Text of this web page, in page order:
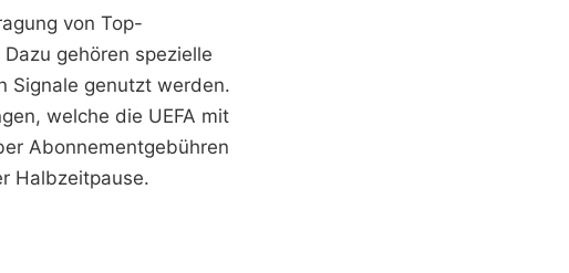
von Top-
gehören spezielle
Signale genutzt werden.
welche die UEFA mit
Abonnementgebühren
Halbzeitpause.